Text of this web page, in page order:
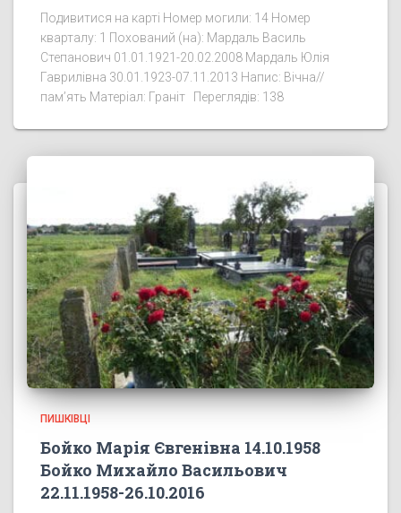
Подивитися на карті Номер могили: 14 Номер
кварталу: 1 Похований (на): Мардаль Василь
Степанович 01.01.1921-20.02.2008 Мардаль Юлія
Гаврилівна 30.01.1923-07.11.2013 Напис: Вічна//
пам’ять Матеріал: Граніт Переглядів: 138
ПИШКІВЦІ
Бойко Марія Євгенівна 14.10.1958
Бойко Михайло Васильович
22.11.1958-26.10.2016